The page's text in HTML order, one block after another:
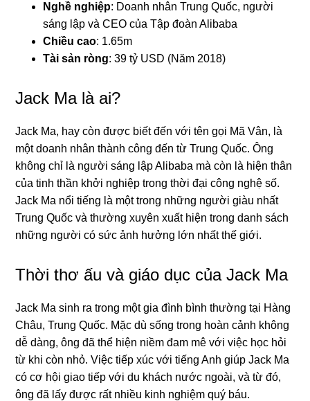
Nghề nghiệp: Doanh nhân Trung Quốc, người
sáng lập và CEO của Tập đoàn Alibaba
Chiều cao: 1.65m
Tài sản ròng: 39 tỷ USD (Năm 2018)
Jack Ma là ai?
Jack Ma, hay còn được biết đến với tên gọi Mã Vân, là
một doanh nhân thành công đến từ Trung Quốc. Ông
không chỉ là người sáng lập Alibaba mà còn là hiện thân
của tinh thần khởi nghiệp trong thời đại công nghệ số.
Jack Ma nổi tiếng là một trong những người giàu nhất
Trung Quốc và thường xuyên xuất hiện trong danh sách
những người có sức ảnh hưởng lớn nhất thế giới.
Thời thơ ấu và giáo dục của Jack Ma
Jack Ma sinh ra trong một gia đình bình thường tại Hàng
Châu, Trung Quốc. Mặc dù sống trong hoàn cảnh không
dễ dàng, ông đã thể hiện niềm đam mê với việc học hỏi
từ khi còn nhỏ. Việc tiếp xúc với tiếng Anh giúp Jack Ma
có cơ hội giao tiếp với du khách nước ngoài, và từ đó,
ông đã lấy được rất nhiều kinh nghiệm quý báu.